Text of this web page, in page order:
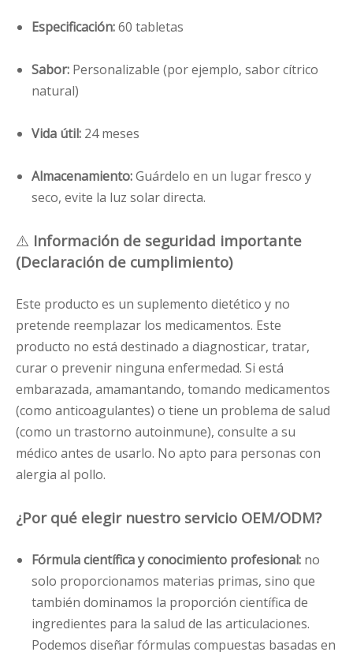
Especificación:60 tabletas
Sabor: Personalizable (por ejemplo, sabor cítrico
natural)
Vida útil: 24 meses
Almacenamiento:Guárdelo en un lugar fresco y
seco, evite la luz solar directa.
⚠️ Información de seguridad importante
(Declaración de cumplimiento)
Este producto es un suplemento dietético y no
pretende reemplazar los medicamentos. Este
producto no está destinado a diagnosticar, tratar,
curar o prevenir ninguna enfermedad. Si está
embarazada, amamantando, tomando medicamentos
(como anticoagulantes) o tiene un problema de salud
(como un trastorno autoinmune), consulte a su
médico antes de usarlo. No apto para personas con
alergia al pollo.
¿Por qué elegir nuestro servicio OEM/ODM?
Fórmula científica y conocimiento profesional: no
solo proporcionamos materias primas, sino que
también dominamos la proporción científica de
ingredientes para la salud de las articulaciones.
Podemos diseñar fórmulas compuestas basadas en